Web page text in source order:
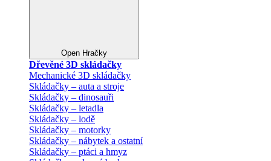
Open Hračky
Dřevěné 3D skládačky
Mechanické 3D skládačky
Skládačky – auta a stroje
Skládačky – dinosauři
Skládačky – letadla
Skládačky – lodě
Skládačky – motorky
Skládačky – nábytek a ostatní
Skládačky – ptáci a hmyz